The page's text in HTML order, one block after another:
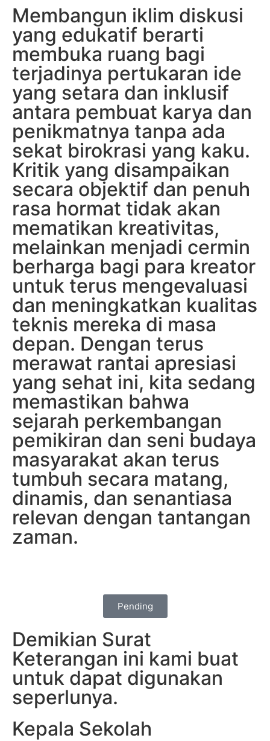
Membangun iklim diskusi
yang edukatif berarti
membuka ruang bagi
terjadinya pertukaran ide
yang setara dan inklusif
antara pembuat karya dan
penikmatnya tanpa ada
sekat birokrasi yang kaku.
Kritik yang disampaikan
secara objektif dan penuh
rasa hormat tidak akan
mematikan kreativitas,
melainkan menjadi cermin
berharga bagi para kreator
untuk terus mengevaluasi
dan meningkatkan kualitas
teknis mereka di masa
depan. Dengan terus
merawat rantai apresiasi
yang sehat ini, kita sedang
memastikan bahwa
sejarah perkembangan
pemikiran dan seni budaya
masyarakat akan terus
tumbuh secara matang,
dinamis, dan senantiasa
relevan dengan tantangan
zaman.
Pending
Demikian Surat
Keterangan ini kami buat
untuk dapat digunakan
seperlunya.
Kepala Sekolah